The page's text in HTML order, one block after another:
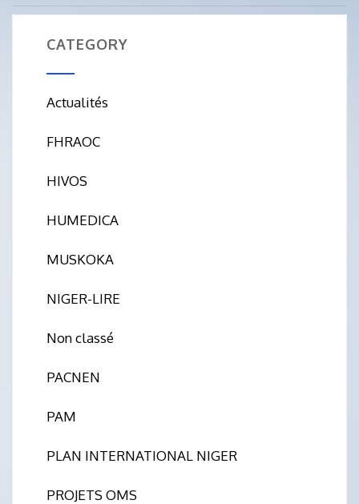
CATEGORY
Actualités
FHRAOC
HIVOS
HUMEDICA
MUSKOKA
NIGER-LIRE
Non classé
PACNEN
PAM
PLAN INTERNATIONAL NIGER
PROJETS OMS